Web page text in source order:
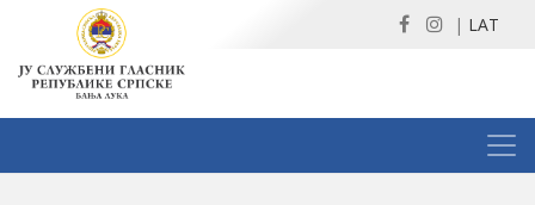
| LAT